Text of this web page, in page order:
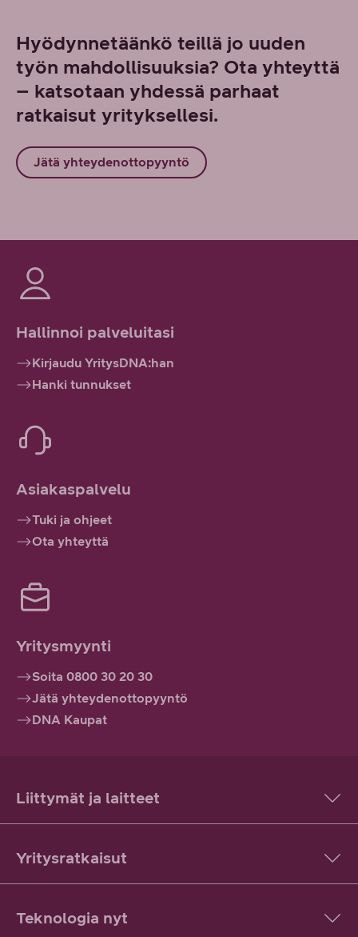
Hyödynnetäänkö teillä jo uuden
työn mahdollisuuksia? Ota yhteyttä
– katsotaan yhdessä parhaat
ratkaisut yrityksellesi.
Jätä yhteydenottopyyntö
Hallinnoi palveluitasi
Kirjaudu YritysDNA:han
Hanki tunnukset
Asiakaspalvelu
Tuki ja ohjeet
Ota yhteyttä
Yritysmyynti
Soita 0800 30 20 30
Jätä yhteydenottopyyntö
DNA Kaupat
Liittymät ja laitteet
Yritysratkaisut
Teknologia nyt